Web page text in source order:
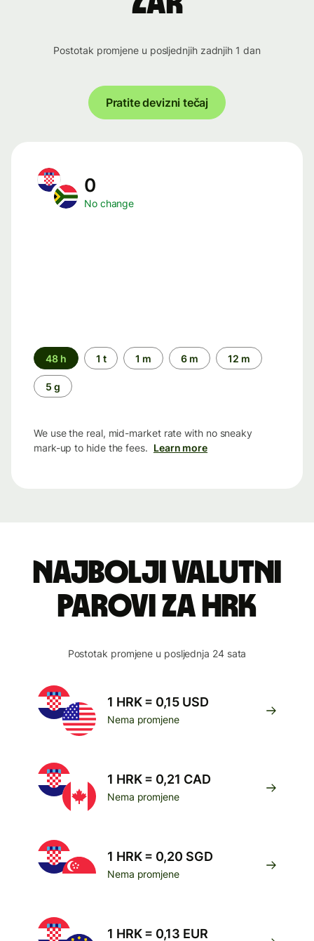
Postotak promjene u posljednjih zadnjih 1 dan
Pratite devizni tečaj
0
No change
Time
period
48 h 1 t 1 m 6 m 12 m
5 g
We use the real, mid-market rate with no sneaky
mark-up to hide the fees. Learn more
Najbolji valutni
parovi za HRK
Postotak promjene u posljednja 24 sata
1 HRK = 0,15 USD
Nema promjene
1 HRK = 0,21 CAD
Nema promjene
1 HRK = 0,20 SGD
Nema promjene
1 HRK = 0,13 EUR